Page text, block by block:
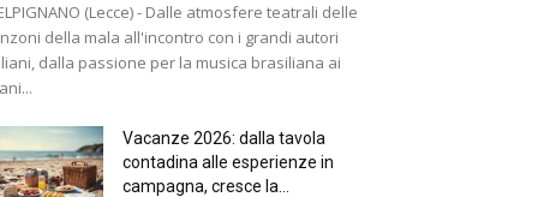
(Lecce) - Dalle atmosfere teatrali delle
della mala all'incontro con i grandi autori
dalla passione per la musica brasiliana ai
Vacanze 2026: dalla tavola
contadina alle esperienze in
campagna, cresce la...